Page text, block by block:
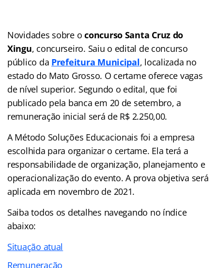
Novidades sobre oconcurso Santa Cruz do
Xingu, concurseiro. Saiu o edital de concurso
público da Prefeitura Municipal, localizada no
estado do Mato Grosso. O certame oferece vagas
de nível superior. Segundo o edital, que foi
publicado pela banca em 20 de setembro, a
remuneração inicial será de R$ 2.250,00.
A Método Soluções Educacionais foi a empresa
escolhida para organizar o certame. Ela terá a
responsabilidade de organização, planejamento e
operacionalização do evento. A prova objetiva será
aplicada em novembro de 2021.
Saiba todos os detalhes navegando no índice
abaixo:
Situação atual
Remuneração